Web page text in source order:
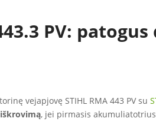
PV: patogus
vejapjovę STIHL RMA 443 PV su
, jei pirmasis